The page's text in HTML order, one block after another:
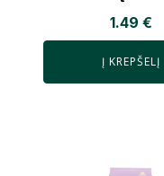
1.49€
Į KREPŠELĮ